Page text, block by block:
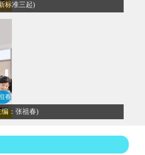
标准三起)
春
：张祖春)